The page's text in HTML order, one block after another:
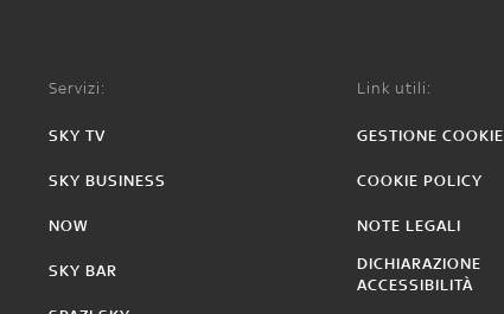
Servizi:
SKY TV
SKY BUSINESS
NOW
SKY BAR
Link utili:
GESTIONE COOKIE
COOKIE POLICY
NOTE LEGALI
DICHIARAZIONE
ACCESSIBILITÀ